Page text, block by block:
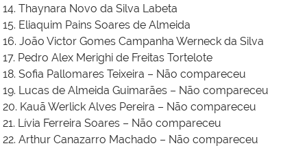
14. Thaynara Novo da Silva Labeta
15. Eliaquim Pains Soares de Almeida
16. João Victor Gomes Campanha Werneck da Silva
17. Pedro Alex Merighi de Freitas Tortelote
18. Sofia Pallomares Teixeira – Não compareceu
19. Lucas de Almeida Guimarães – Não compareceu
20. Kauã Werlick Alves Pereira – Não compareceu
21. Lívia Ferreira Soares – Não compareceu
22. Arthur Canazarro Machado – Não compareceu